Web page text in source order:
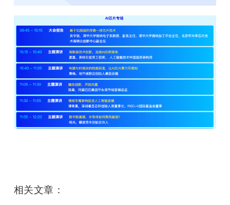
相关文章：